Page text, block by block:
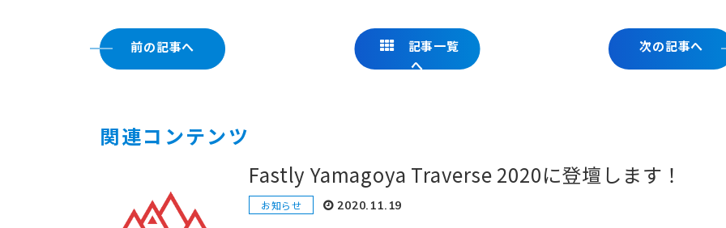
前の記事へ
記事一覧
へ
次の記事へ
関連コンテンツ
Fastly Yamagoya Traverse 2020に登壇します！
お知らせ 2020.11.19